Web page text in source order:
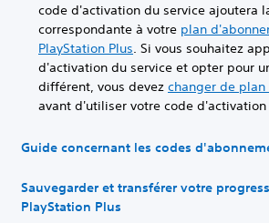
code d'activation du service ajoutera
correspondante à votre plan
PlayStation Plus. Si vous souhaitez
d'activation du service et opter pour
différent, vous devez changer de
avant d'utiliser votre code d'activation
Guide concernant les codes
Sauvegarder et transférer votre
PlayStation Plus